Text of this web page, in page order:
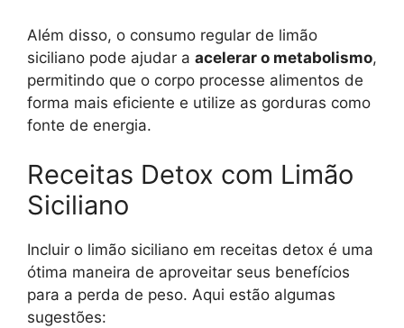
Além disso, o consumo regular de limão
siciliano pode ajudar a acelerar o metabolismo,
permitindo que o corpo processe alimentos de
forma mais eficiente e utilize as gorduras como
fonte de energia.
Receitas Detox com Limão
Siciliano
Incluir o limão siciliano em receitas detox é uma
ótima maneira de aproveitar seus benefícios
para a perda de peso. Aqui estão algumas
sugestões: